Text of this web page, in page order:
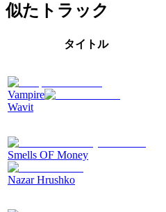
似たトラック
タイトル
Vampire
Wavit
Smells OF Money
Nazar Hrushko